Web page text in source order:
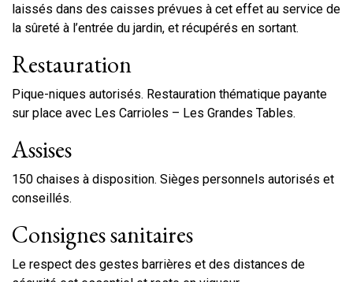
laissés dans des caisses prévues à cet effet au service de
la sûreté à l’entrée du jardin, et récupérés en sortant.
Restauration
Pique-niques autorisés. Restauration thématique payante
sur place avec Les Carrioles – Les Grandes Tables.
Assises
150 chaises à disposition. Sièges personnels autorisés et
conseillés.
Consignes sanitaires
Le respect des gestes barrières et des distances de